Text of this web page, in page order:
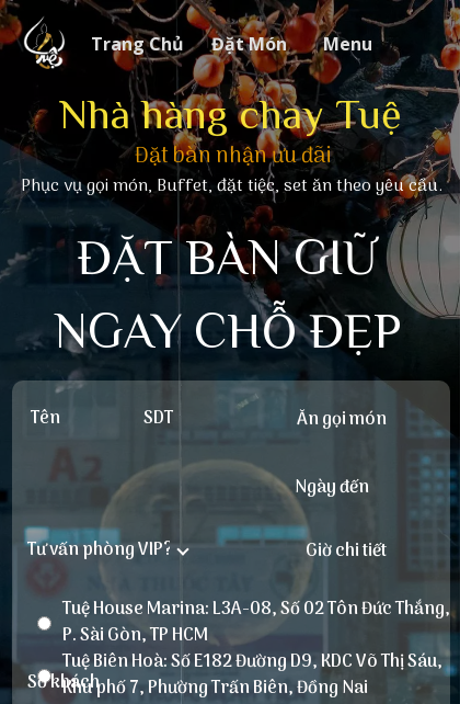
Tuệ House Marina: L3A-08, Số 02 Tôn Đức Thắng,
P. Sài Gòn, TP HCM
Tuệ Biên Hoà: Số E182 Đường D9, KDC Võ Thị Sáu,
Khu phố 7, Phường Trấn Biên, Đồng Nai
ĐẶT BÀN GIỮ
NGAY CHỖ ĐẸP
Nhà hàng chay Tuệ
Đặt bàn nhận ưu đãi
Phục vụ gọi món, Buffet, đặt tiệc, set ăn theo yêu cầu.
Trang Chủ Menu
Đặt Món